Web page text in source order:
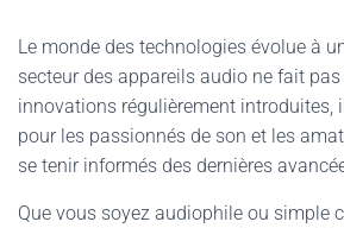
Le monde des technologies évolue à
secteur des appareils audio ne fait
innovations régulièrement introduites,
pour les passionnés de son et les
se tenir informés des dernières
Que vous soyez audiophile ou simple